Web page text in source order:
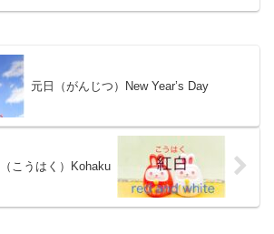
た。 たい焼やきの材料ざいりょうは、
元日（がんじつ）New Year’s Day
こうはく）Kohaku